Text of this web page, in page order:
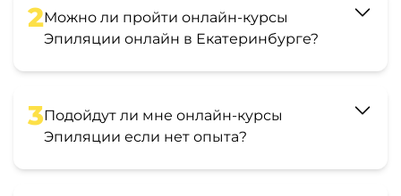
2Можно ли пройти онлайн-курсы
Эпиляции онлайн в Екатеринбурге?
3Подойдут ли мне онлайн-курсы
Эпиляции если нет опыта?